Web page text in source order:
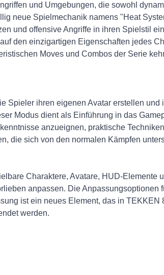
und Umgebungen, die sowohl
neue Spielmechanik namens "Heat
und offensive Angriffe in ihren Spielstil
den einzigartigen Eigenschaften jedes
Moves und Combos der Serie
Spieler ihren eigenen Avatar erstellen und
Modus dient als Einführung in das
anzueignen, praktische
die sich von den normalen Kämpfen
Charaktere, Avatare, HUD-Elemente
anpassen. Die Anpassungsoptionen
ist ein neues Element, das in TEKKEN
werden.